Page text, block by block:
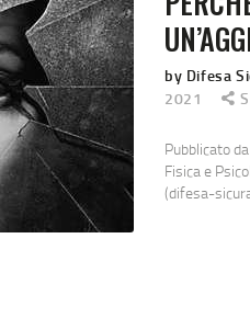
by Difesa
2021
Pubblicato
Fisica e
(difesa-